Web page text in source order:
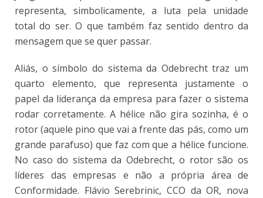
representa, simbolicamente, a luta pela unidade
total do ser. O que também faz sentido dentro da
mensagem que se quer passar.
Aliás, o símbolo do sistema da Odebrecht traz um
quarto elemento, que representa justamente o
papel da liderança da empresa para fazer o sistema
rodar corretamente. A hélice não gira sozinha, é o
rotor (aquele pino que vai a frente das pás, como um
grande parafuso) que faz com que a hélice funcione.
No caso do sistema da Odebrecht, o rotor são os
líderes das empresas e não a própria área de
Conformidade. Flávio Serebrinic, CCO da OR, nova